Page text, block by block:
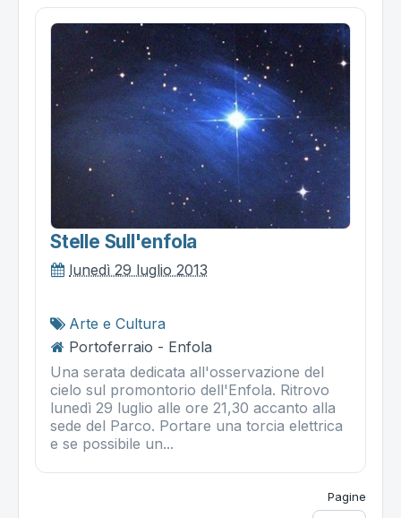
Stelle Sull'enfola
lunedì 29 luglio 2013
Arte e Cultura
Portoferraio - Enfola
Una serata dedicata all'osservazione del
cielo sul promontorio dell'Enfola. Ritrovo
lunedì 29 luglio alle ore 21,30 accanto alla
sede del Parco. Portare una torcia elettrica
e se possibile un...
Pagine